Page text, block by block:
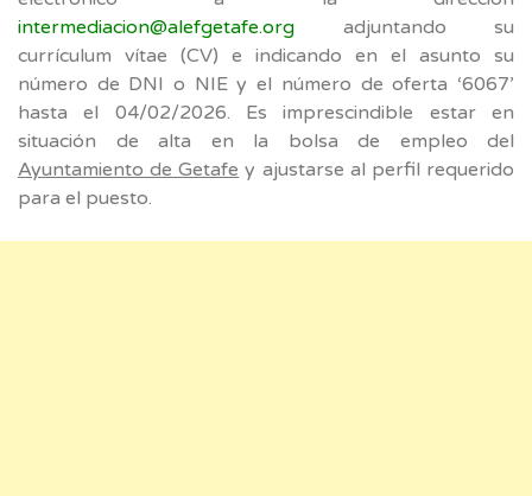
intermediacion@alefgetafe.org adjuntando su
currículum vítae (CV) e indicando en el asunto su
número de DNI o NIE y el número de oferta ‘6067’
hasta el 04/02/2026. Es imprescindible estar en
situación de alta en la bolsa de empleo del
Ayuntamiento de Getafe y ajustarse al perfil requerido
para el puesto.